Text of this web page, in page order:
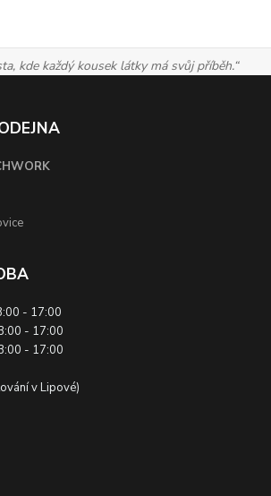
kde každý kousek látky má svůj příběh.“
- 17:00
- 17:00
- 17:00
v Lipové)